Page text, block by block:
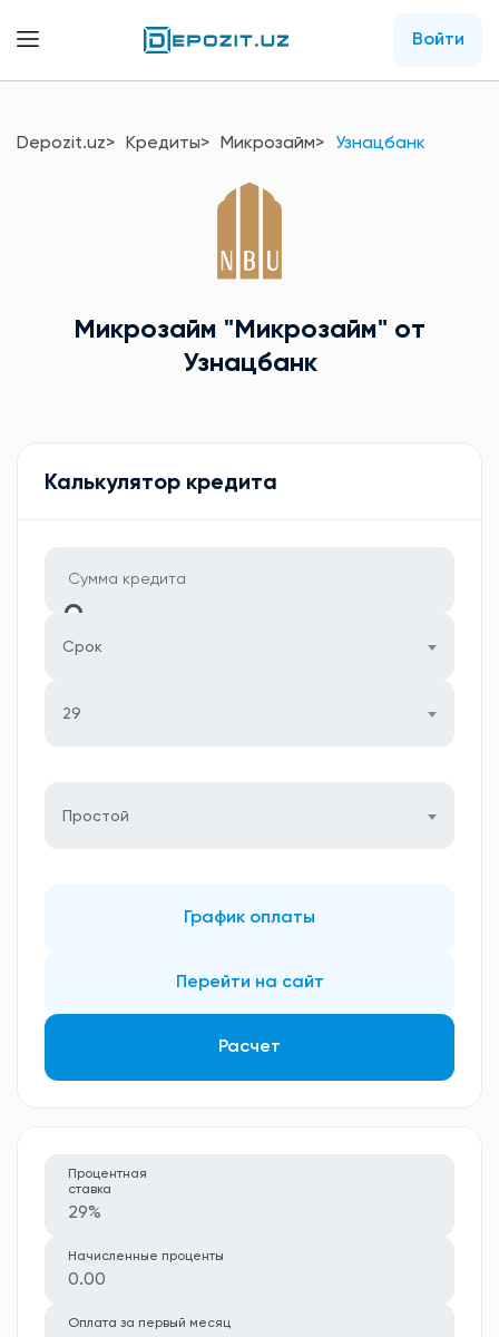
Войти
Depozit.uz Кредиты Микрозайм Узнацбанк
Микрозайм "Микрозайм" от
Узнацбанк
Калькулятор кредита
Срок
29
Простой
График оплаты
Перейти на сайт
Расчет
Процентная
ставка
29%
Начисленные проценты
0.00
Оплата за первый месяц